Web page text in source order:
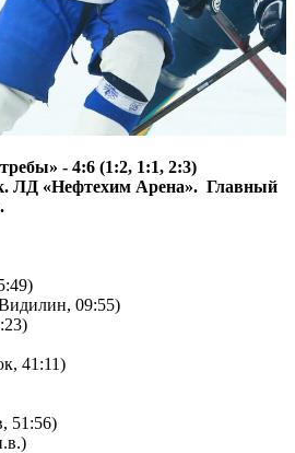
- 4:6 (1:2, 1:1, 2:3)
ЛД «Нефтехим Арена». Главный
09:55)
41:11)
51:56)